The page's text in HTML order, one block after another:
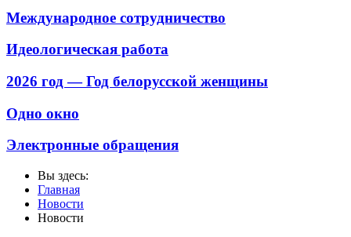
Международное сотрудничество
Идеологическая работа
2026 год — Год белорусской женщины
Одно окно
Электронные обращения
Вы здесь:
Главная
Новости
Новости